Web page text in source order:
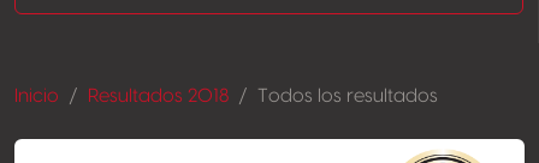
Inicio Resultados 2018 Todos los resultados